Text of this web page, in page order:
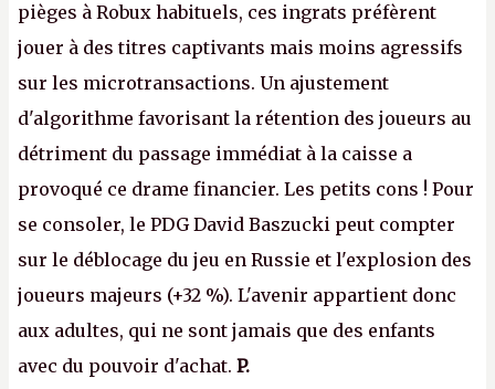
pièges à Robux habituels, ces ingrats préfèrent
jouer à des titres captivants mais moins agressifs
sur les microtransactions. Un ajustement
d'algorithme favorisant la rétention des joueurs au
détriment du passage immédiat à la caisse a
provoqué ce drame financier. Les petits cons ! Pour
se consoler, le PDG David Baszucki peut compter
sur le déblocage du jeu en Russie et l'explosion des
joueurs majeurs (+32 %). L'avenir appartient donc
aux adultes, qui ne sont jamais que des enfants
avec du pouvoir d'achat. P.